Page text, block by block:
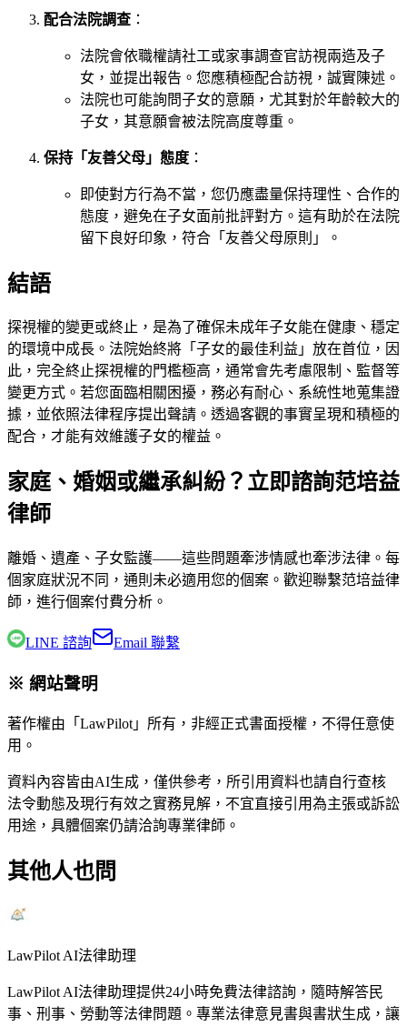
配合法院調查 ：
法院會依職權請社工或家事調查官訪視兩造及子
女，並提出報告。您應積極配合訪視，誠實陳述。
法院也可能詢問子女的意願，尤其對於年齡較大的
子女，其意願會被法院高度尊重。
保持「友善父母」態度 ：
即使對方行為不當，您仍應盡量保持理性、合作的
態度，避免在子女面前批評對方。這有助於在法院
留下良好印象，符合「友善父母原則」。
結語
探視權的變更或終止，是為了確保未成年子女能在健康、穩定
的環境中成長。法院始終將「子女的最佳利益」放在首位，因
此，完全終止探視權的門檻極高，通常會先考慮限制、監督等
變更方式。若您面臨相關困擾，務必有耐心、系統性地蒐集證
據，並依照法律程序提出聲請。透過客觀的事實呈現和積極的
配合，才能有效維護子女的權益。
家庭、婚姻或繼承糾紛？立即諮詢范培益
律師
離婚、遺產、子女監護——這些問題牽涉情感也牽涉法律。每
個家庭狀況不同，通則未必適用您的個案。歡迎聯繫范培益律
師 ，進行個案付費分析。
LINE 諮詢 Email 聯繫
※ 網站聲明
著作權由「LawPilot」所有，非經正式書面授權，不得任意使
用。
資料內容皆由AI生成，僅供參考，所引用資料也請自行查核
法令動態及現行有效之實務見解，不宜直接引用為主張或訴訟
用途，具體個案仍請洽詢專業律師。
其他人也問
LawPilot AI法律助理
LawPilot AI法律助理提供24小時免費法律諮詢，隨時解答民
事、刑事、勞動等法律問題。專業法律意見書與書狀生成，讓